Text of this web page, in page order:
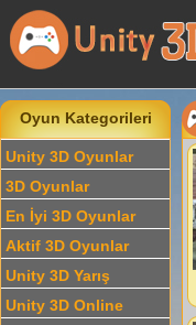
Oyun Kategorileri
Unity 3D Oyunlar
3D Oyunlar
En İyi 3D Oyunlar
Aktif 3D Oyunlar
Unity 3D Yarış
Unity 3D Online